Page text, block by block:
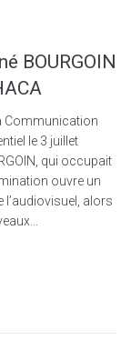
BOURGOIN
Communication
le 3 juillet
qui occupait
ouvre un
l’audiovisuel, alors